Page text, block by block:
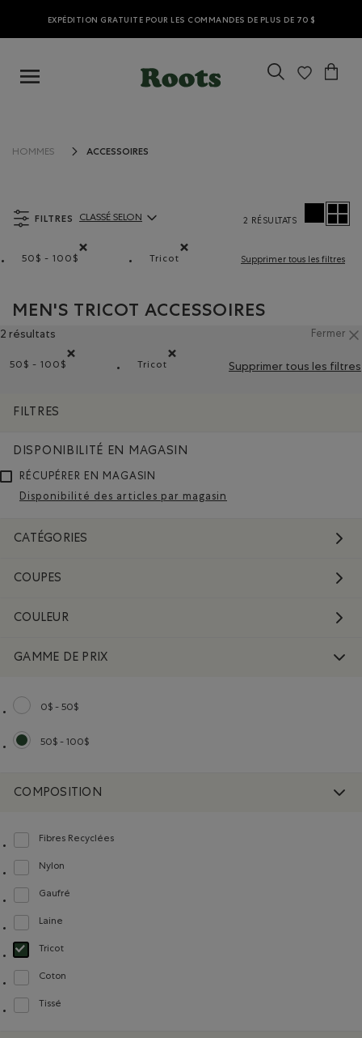
EXPÉDITION GRATUITE POUR LES COMMANDES DE PLUS DE 70 $
HOMMES ACCESSOIRES
FILTRES
50$ - 100$
Tricot
Supprimer tous les filtres
ClassÃ© selon Articles:
CLASSÉ SELON 2 RÉSULTATS
MEN'S TRICOT ACCESSOIRES
2 résultats Fermer
50$ - 100$
Supprimer le filtre Classé selon Gamme de prix : 50$ - 100$
Tricot
Supprimer le filtre Classé selon
Supprimer tous les filtres
FILTRES
DISPONIBILITÉ EN MAGASIN
RÉCUPÉRER EN MAGASIN
Disponibilité des articles par magasin
CATÉGORIES
COUPES
COULEUR
GAMME DE PRIX
0$ - 50$
Classer selon Gamme de prix : 0$ - 50$
50$ - 100$
Choisir Classé selon Gamme de prix : 50$ - 100$
COMPOSITION
Fibres Recyclées
Classer selon Composition : FibresRecyclées(RecycledFibres)
Nylon
Classer selon Composition : Nylon(Nylon)
Gaufré
Classer selon Composition : Gaufré(Waffle)
Laine
Classer selon Composition : Laine(Wool)
Tricot
Choisir Classé selon Composition : Tricot(Knit)
Coton
Classer selon Composition : Coton(Cotton)
Tissé
Classer selon Composition : Tissé(Woven)